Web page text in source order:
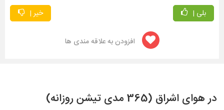
بلی |
خیر |
افزودن به علاقه مندی ها
در هوای اشراق (365 مدی تیشن روزانه)